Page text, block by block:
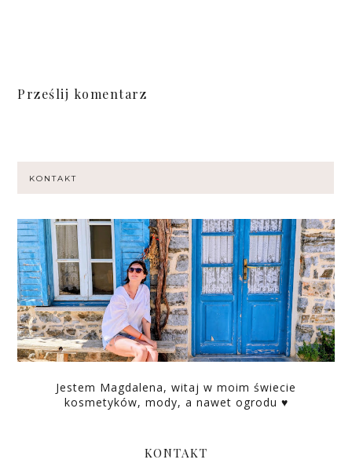
Prześlij komentarz
KONTAKT
Jestem Magdalena, witaj w moim świecie
kosmetyków, mody, a nawet ogrodu ♥
KONTAKT